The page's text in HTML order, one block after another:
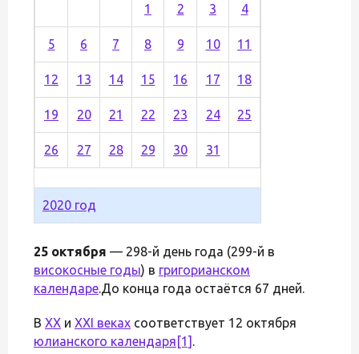
1 2 3 4
5 6 7 8 9 10 11
12 13 14 15 16 17 18
19 20 21 22 23 24 25
26 27 28 29 30 31
2020 год
25 октября — 298-й день года (299-й в
високосные годы) в григорианском
календаре.До конца года остаётся 67 дней.
В XX и XXI веках соответствует 12 октября
юлианского календаря [1] .